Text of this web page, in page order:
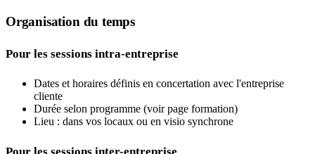
Organisation du temps
Pour les sessions intra-entreprise
Dates et horaires définis en concertation avec l'entreprise
cliente
Durée selon programme (voir page formation)
Lieu : dans vos locaux ou en visio synchrone